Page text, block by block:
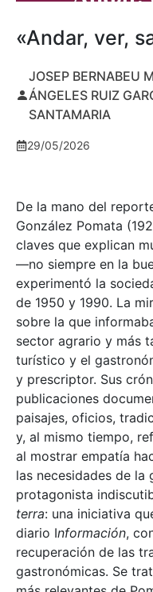
«Andar, ver,
JOSEP BERNABEU
ÁNGELES RUIZ
SANTAMARIA
29/05/2026
De la mano del
González Pomata
claves que explican
—no siempre en la
experimentó la
de 1950 y 1990. La
sobre la que
sector agrario y más
turístico y el
y prescriptor. Sus
publicaciones
paisajes, oficios,
y, al mismo tiempo,
al mostrar empatía
las necesidades de la
protagonista
terra: una iniciativa
diario Información,
recuperación de las
gastronómicas. Se